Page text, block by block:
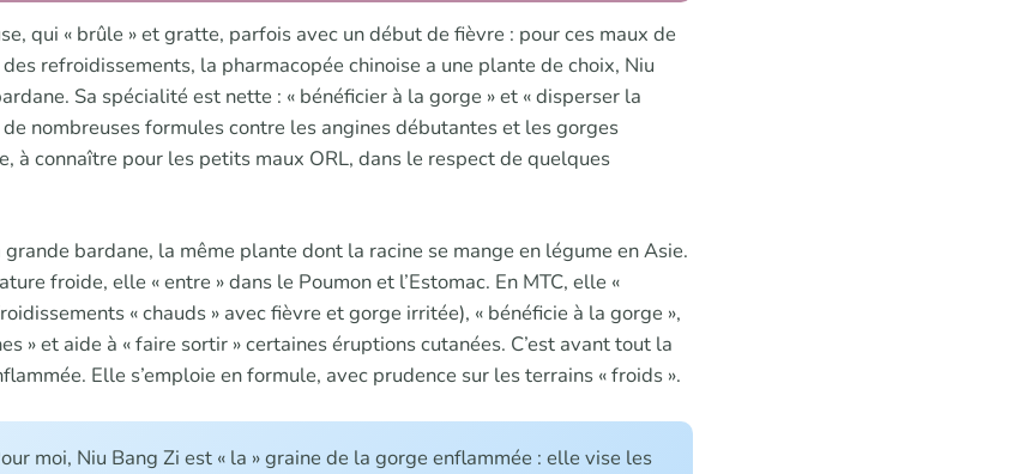
qui « brûle » et gratte, parfois avec un début de fièvre : pour ces maux de
refroidissements, la pharmacopée chinoise a une plante de choix, Niu
Sa spécialité est nette : « bénéficier à la gorge » et « disperser la
nombreuses formules contre les angines débutantes et les gorges
à connaître pour les petits maux ORL, dans le respect de quelques
bardane, la même plante dont la racine se mange en légume en Asie.
froide, elle « entre » dans le Poumon et l’Estomac. En MTC, elle «
« chauds » avec fièvre et gorge irritée), « bénéficie à la gorge »,
» et aide à « faire sortir » certaines éruptions cutanées. C’est avant tout la
Elle s’emploie en formule, avec prudence sur les terrains « froids ».
moi, Niu Bang Zi est « la » graine de la gorge enflammée : elle vise les